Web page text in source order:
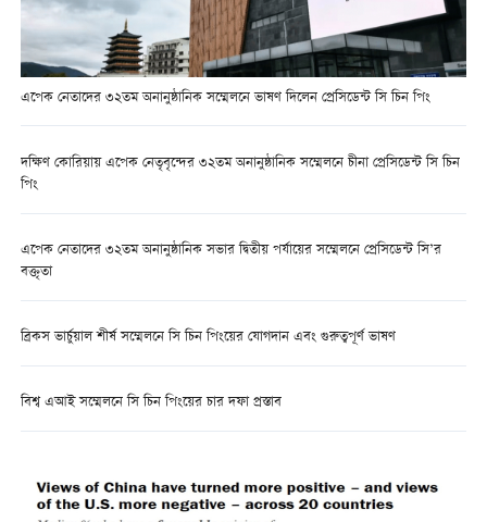
এপেক নেতাদের ৩২তম অনানুষ্ঠানিক সম্মেলনে ভাষণ দিলেন প্রেসিডেন্ট সি চিন পিং
দক্ষিণ কোরিয়ায় এপেক নেতৃবৃন্দের ৩২তম অনানুষ্ঠানিক সম্মেলনে চীনা প্রেসিডেন্ট সি চিন
পিং
এপেক নেতাদের ৩২তম অনানুষ্ঠানিক সভার দ্বিতীয় পর্যায়ের সম্মেলনে প্রেসিডেন্ট সি’র
বক্তৃতা
ব্রিকস ভার্চুয়াল শীর্ষ সম্মেলনে সি চিন পিংয়ের যোগদান এবং গুরুত্বপূর্ণ ভাষণ
বিশ্ব এআই সম্মেলনে সি চিন পিংয়ের চার দফা প্রস্তাব